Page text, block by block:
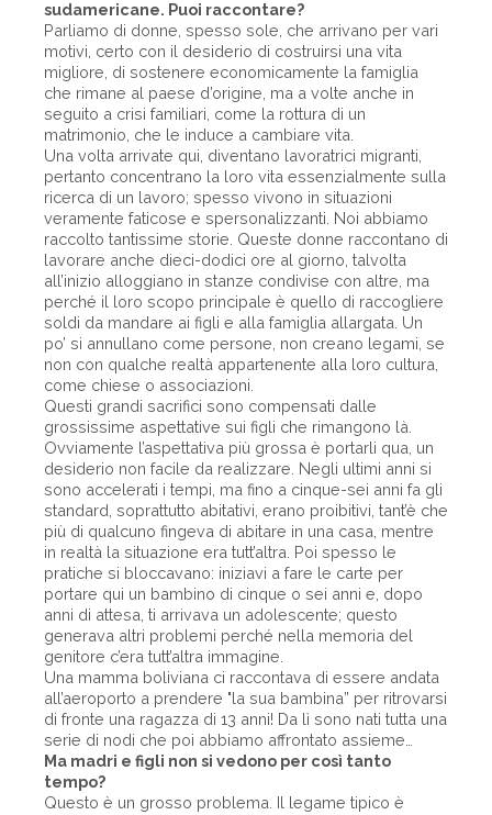
sudamericane. Puoi raccontare?
Parliamo di donne, spesso sole, che arrivano per vari
motivi, certo con il desiderio di costruirsi una vita
migliore, di sostenere economicamente la famiglia
che rimane al paese d’origine, ma a volte anche in
seguito a crisi familiari, come la rottura di un
matrimonio, che le induce a cambiare vita.
Una volta arrivate qui, diventano lavoratrici migranti,
pertanto concentrano la loro vita essenzialmente sulla
ricerca di un lavoro; spesso vivono in situazioni
veramente faticose e spersonalizzanti. Noi abbiamo
raccolto tantissime storie. Queste donne raccontano di
lavorare anche dieci-dodici ore al giorno, talvolta
all’inizio alloggiano in stanze condivise con altre, ma
perché il loro scopo principale è quello di raccogliere
soldi da mandare ai figli e alla famiglia allargata. Un
po’ si annullano come persone, non creano legami, se
non con qualche realtà appartenente alla loro cultura,
come chiese o associazioni.
Questi grandi sacrifici sono compensati dalle
grossissime aspettative sui figli che rimangono là.
Ovviamente l’aspettativa più grossa è portarli qua, un
desiderio non facile da realizzare. Negli ultimi anni si
sono accelerati i tempi, ma fino a cinque-sei anni fa gli
standard, soprattutto abitativi, erano proibitivi, tant’è che
più di qualcuno fingeva di abitare in una casa, mentre
in realtà la situazione era tutt’altra. Poi spesso le
pratiche si bloccavano: iniziavi a fare le carte per
portare qui un bambino di cinque o sei anni e, dopo
anni di attesa, ti arrivava un adolescente; questo
generava altri problemi perché nella memoria del
genitore c’era tutt’altra immagine.
Una mamma boliviana ci raccontava di essere andata
all’aeroporto a prendere "la sua bambina” per ritrovarsi
di fronte una ragazza di 13 anni! Da lì sono nati tutta una
serie di nodi che poi abbiamo affrontato assieme…
Ma madri e figli non si vedono per così tanto
tempo?
Questo è un grosso problema. Il legame tipico è